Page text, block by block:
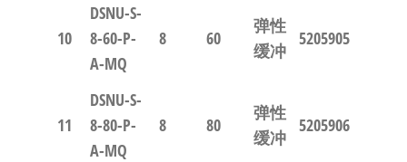
10
DSNU-S-
8-60-P-
A-MQ
8 60
弹性
缓冲
5205905
11
DSNU-S-
8-80-P-
A-MQ
8 80
弹性
缓冲
5205906